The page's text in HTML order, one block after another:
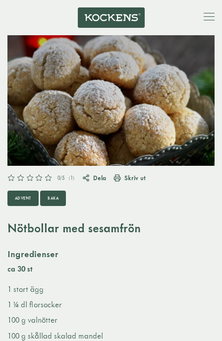
0/5 (1) Dela Skriv ut
ADVENT BAKA
Nötbollar med sesamfrön
Ingredienser
ca 30 st
1 stort ägg
1 ¼ dl florsocker
100 g valnötter
100 g skållad skalad mandel